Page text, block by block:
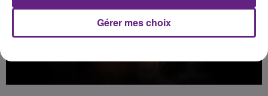
Gérer mes choix